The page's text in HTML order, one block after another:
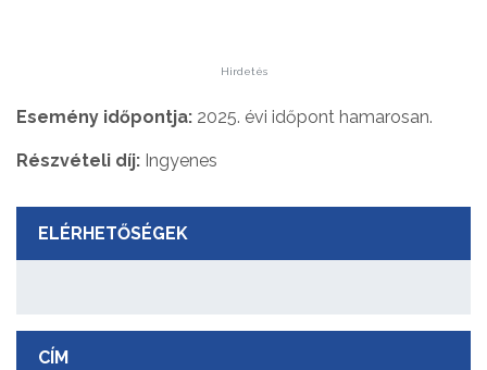
Hirdetés
Esemény időpontja: 2025. évi időpont hamarosan.
Részvételi díj: Ingyenes
ELÉRHETŐSÉGEK
CÍM